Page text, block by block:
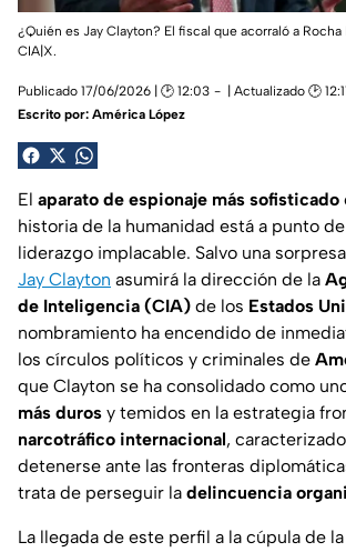
¿Quién es Jay Clayton? El fiscal que acorraló a Rocha
CIA|X.
Publicado 17/06/2026 | 🕑 12:03 | Actualizado 🕑
Escrito por: América López
El aparato de espionaje más sofisticado
historia de la humanidad está a punto
liderazgo implacable. Salvo una
Jay Clayton asumirá la dirección de la
de Inteligencia (CIA) de los Estados
nombramiento ha encendido de
los círculos políticos y criminales de
que Clayton se ha consolidado como
más duros y temidos en la estrategia
narcotráfico internacional,
detenerse ante las fronteras
trata de perseguir la delincuencia
La llegada de este perfil a la cúpula de la